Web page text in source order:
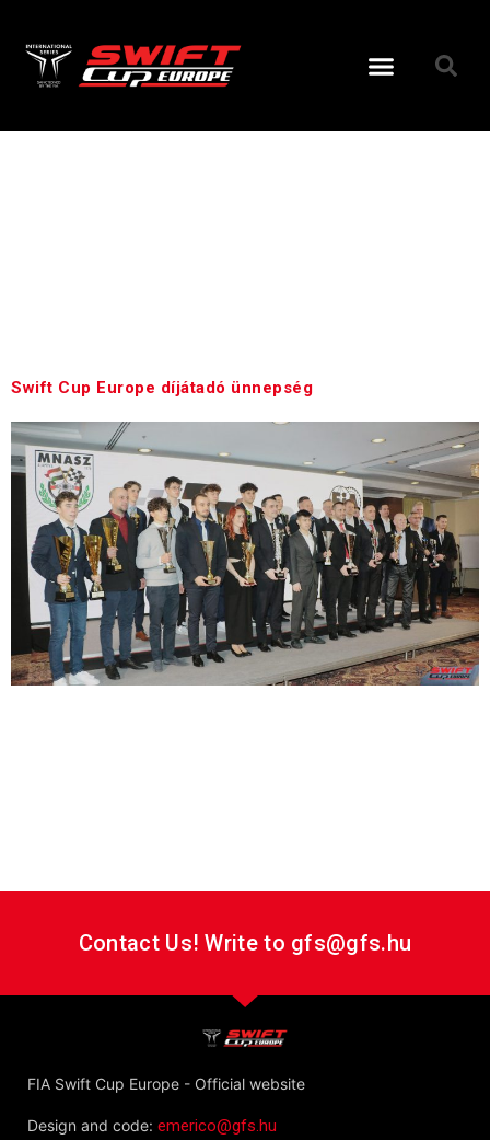
Swift Cup Europe díjátadó ünnepség
Contact Us! Write to gfs@gfs.hu
FIA Swift Cup Europe - Official website
Design and code: emerico@gfs.hu